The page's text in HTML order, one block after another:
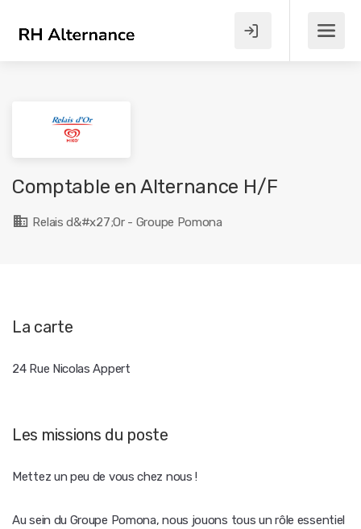
Comptable en Alternance H/F
Relais d&#x27;Or - Groupe Pomona
La carte
24 Rue Nicolas Appert
Les missions du poste
Mettez un peu de vous chez nous !
Au sein du Groupe Pomona, nous jouons tous un rôle essentiel